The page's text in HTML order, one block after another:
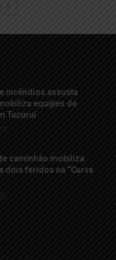
incêndios assusta
equipes de
Tucuruí
caminhão mobiliza
dois feridos na “Curva